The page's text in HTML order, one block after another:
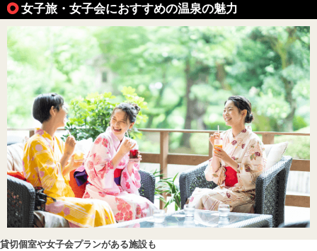
女子旅・女子会におすすめの温泉の魅力
貸切個室や女子会プランがある施設も